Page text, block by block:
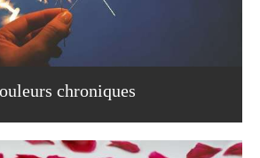
chroniques